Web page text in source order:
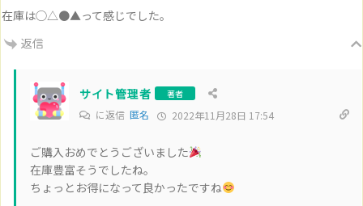
在庫は◯△●▲って感じでした。
返信
サイト管理者 著者
に返信 匿名 2022年11月28日 17:54
ご購入おめでとうございました
在庫豊富そうでしたね。
ちょっとお得になって良かったですね